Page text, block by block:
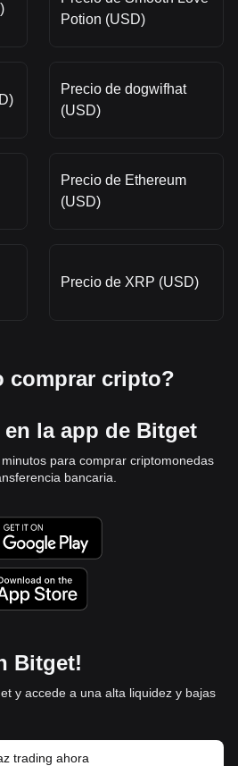
Potion (USD)
Precio de dogwifhat
(USD)
Precio de Ethereum
(USD)
Precio de XRP (USD)
comprar cripto?
la app de Bitget
para comprar criptomonedas
bancaria.
Bitget!
y accede a una alta liquidez y bajas
trading ahora